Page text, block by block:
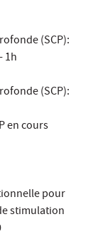
(SCP):
1h
(SCP):
en cours
pour
stimulation